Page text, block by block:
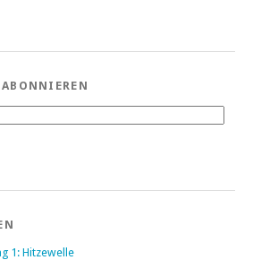
1: Hitzewelle